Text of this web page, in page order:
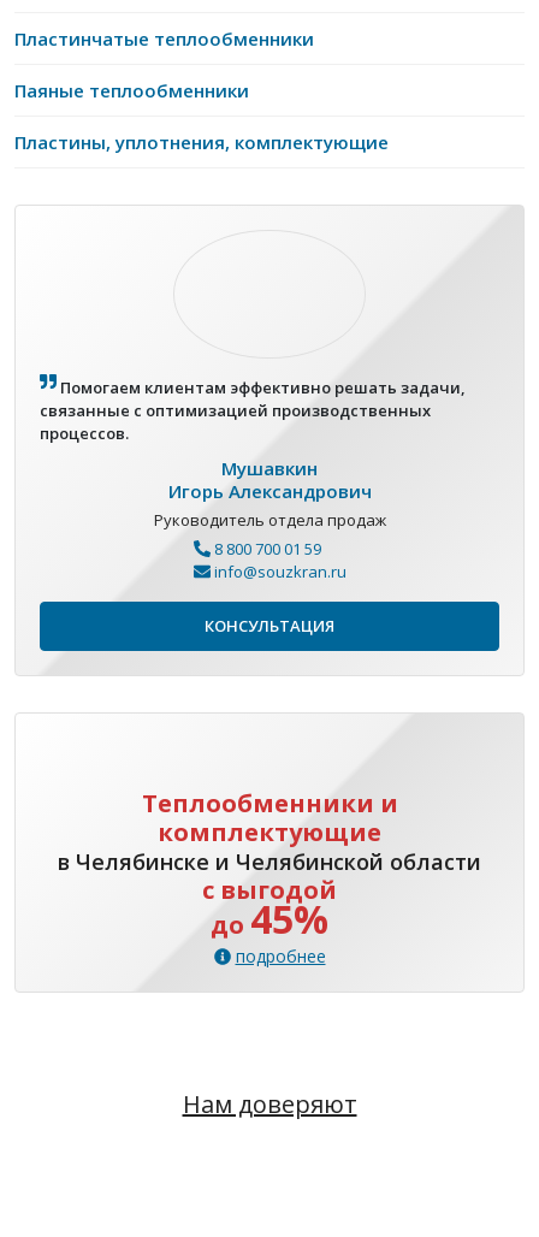
Пластинчатые теплообменники
Паяные теплообменники
Пластины, уплотнения, комплектующие
Помогаем клиентам эффективно решать задачи,
связанные с оптимизацией производственных
процессов.
Мушавкин
Игорь Александрович
Руководитель отдела продаж
8 800 700 01 59
info@souzkran.ru
КОНСУЛЬТАЦИЯ
Теплообменники и
комплектующие
в Челябинске и Челябинской области
с выгодой
до 45%
подробнее
Нам доверяют